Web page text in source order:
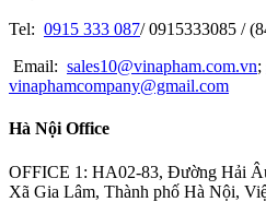
GOOT
OPTEX-FA
MITOTUYO
Tel: 0915 333 087/ 0915333085 /
Email: sales10@vinapham.com.vn;
vinaphamcompany@gmail.com
Hà Nội Office
OFFICE 1: HA02-83, Đường Hải
Xã Gia Lâm, Thành phố Hà Nội,